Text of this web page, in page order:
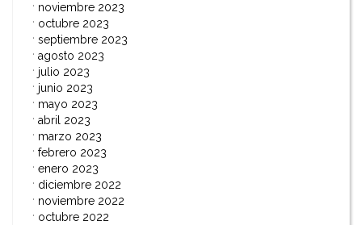
noviembre 2023
octubre 2023
septiembre 2023
agosto 2023
julio 2023
junio 2023
mayo 2023
abril 2023
marzo 2023
febrero 2023
enero 2023
diciembre 2022
noviembre 2022
octubre 2022